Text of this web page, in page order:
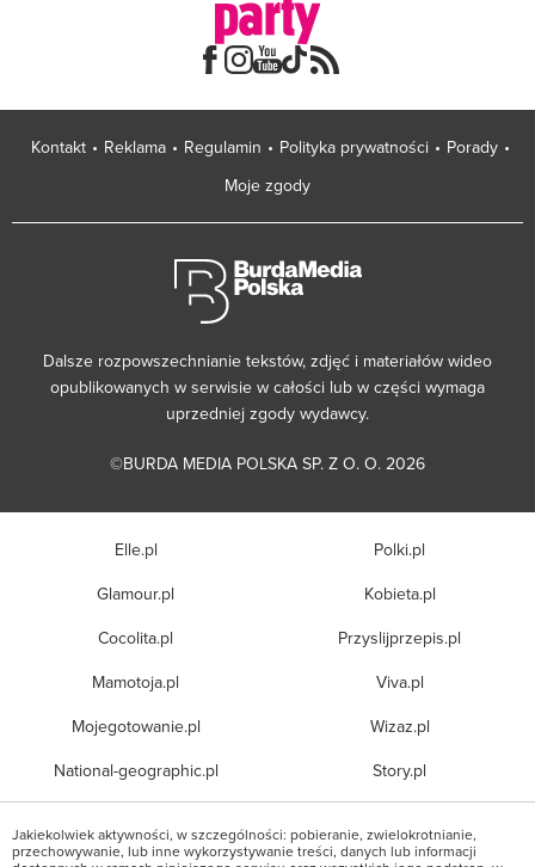
Kontakt Reklama Regulamin Polityka prywatności
Porady
Moje zgody
Dalsze rozpowszechnianie tekstów, zdjęć i materiałów wideo
opublikowanych w serwisie w całości lub w części wymaga
uprzedniej zgody wydawcy.
©BURDA MEDIA POLSKA SP. Z O. O. 2026
Elle.pl
Glamour.pl
Cocolita.pl
Mamotoja.pl
Mojegotowanie.pl
National-geographic.pl
Polki.pl
Kobieta.pl
Przyslijprzepis.pl
Viva.pl
Wizaz.pl
Story.pl
Jakiekolwiek aktywności, w szczególności: pobieranie, zwielokrotnianie,
przechowywanie, lub inne wykorzystywanie treści, danych lub informacji